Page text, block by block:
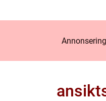
Annonsering